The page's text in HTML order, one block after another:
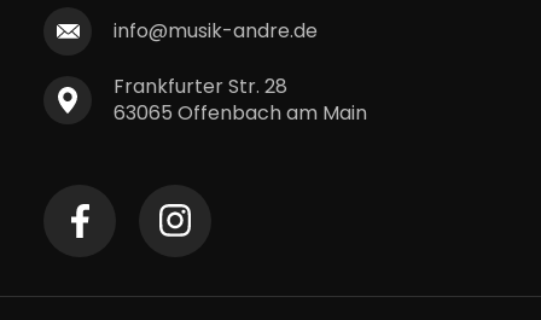
info@musik-andre.de
Frankfurter Str. 28
63065 Offenbach am Main